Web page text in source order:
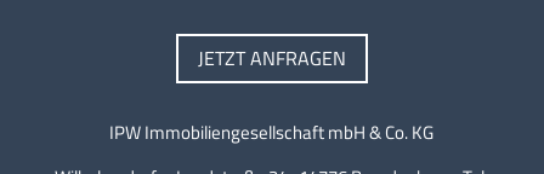
JETZT ANFRAGEN
IPW Immobiliengesellschaft mbH & Co. KG